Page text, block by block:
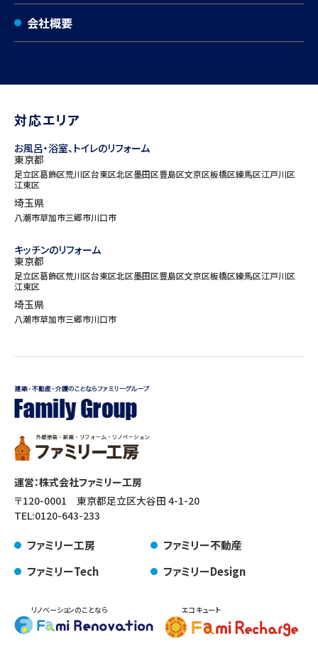
会社概要
対応エリア
お風呂・浴室、トイレのリフォーム
東京都
足立区葛飾区荒川区台東区北区墨田区豊島区文京区板橋区練馬区江戸川区
江東区
埼玉県
八潮市草加市三郷市川口市
キッチンのリフォーム
東京都
足立区葛飾区荒川区台東区北区墨田区豊島区文京区板橋区練馬区江戸川区
江東区
埼玉県
八潮市草加市三郷市川口市
運営：株式会社ファミリー工房
〒120-0001 東京都足立区大谷田 4-1-20
TEL:0120-643-233
ファミリー工房
ファミリー不動産
ファミリーTech
ファミリーDesign
リノベーションのことなら エコキュート